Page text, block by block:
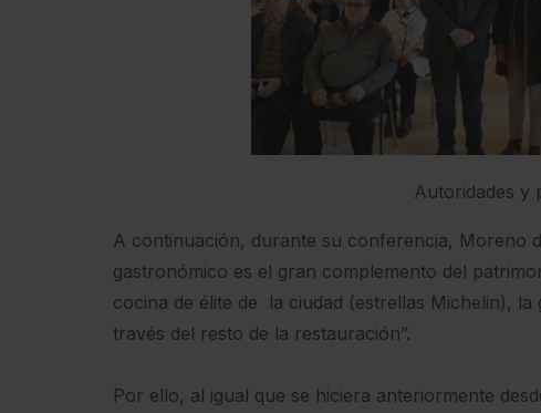
Autoridades y
A continuación, durante su conferencia, Moreno
gastronómico es el gran complemento del
cocina de élite de la ciudad (estrellas Michelin),
través del resto de la restauración”.
Por ello, al igual que se hiciera anteriormente